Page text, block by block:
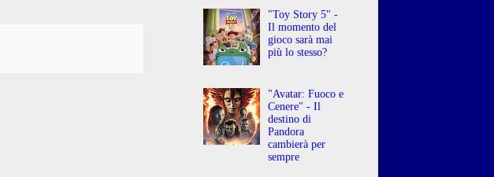
"Toy Story 5" -
Il momento del
gioco sarà mai
più lo stesso?
"Avatar: Fuoco e
Cenere" - Il
destino di
Pandora
cambierà per
sempre